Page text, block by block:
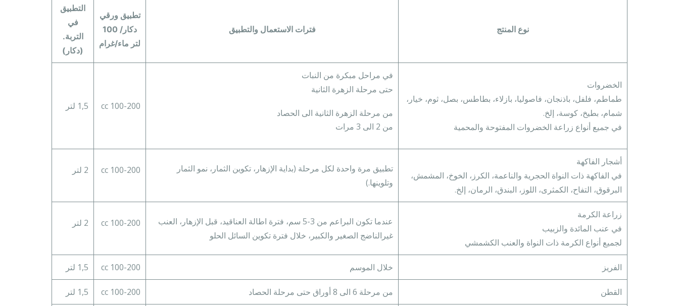
نوع المنتج فترات الاستعمال والتطبيق
تطبيق ورقي
دكار/ 100
لتر ماء/غرام
التطبيق
في
التربة.
(دكار)
الخضروات
طماطم، فلفل، باذنجان، فاصوليا، بازلاء، بطاطس، بصل، ثوم، خيار،
شمام، بطيخ، كوسة، إلخ.
في جميع أنواع زراعة الخضروات المفتوحة والمحمية
في مراحل مبكرة من النبات
حتى مرحلة الزهرة الثانية
من مرحلة الزهرة الثانية الى الحصاد
من 2 الى 3 مرات
100-200 cc 1,5 لتر
أشجار الفاكهة
في الفاكهة ذات النواة الحجرية والناعمة، الكرز، الخوخ، المشمش،
البرقوق، التفاح، الكمثرى، اللوز، البندق، الرمان، إلخ.
تطبيق مرة واحدة لكل مرحلة (بداية الإزهار، تكوين الثمار، نمو الثمار
وتلوينها.)
100-200 cc 2 لتر
زراعة الكرمة
في عنب المائدة والزبيب
لجميع أنواع الكرمة ذات النواة والعنب الكشمشي
عندما تكون البراعم من 3-5 سم، فترة اطالة العناقيد، قبل الإزهار، العنب
غيرالناضج الصغير والكبير، خلال فترة تكوين السائل الحلو
100-200 cc 2 لتر
الفريز خلال الموسم 100-200 cc 1,5 لتر
القطن من مرحلة 6 الى 8 أوراق حتى مرحلة الحصاد 100-200 cc 1,5 لتر